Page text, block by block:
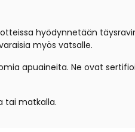
hyödynnetään
myös vatsalle.
apuaineita. Ne ovat
tai matkalla.